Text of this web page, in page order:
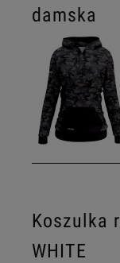
damska
Koszulka
WHITE